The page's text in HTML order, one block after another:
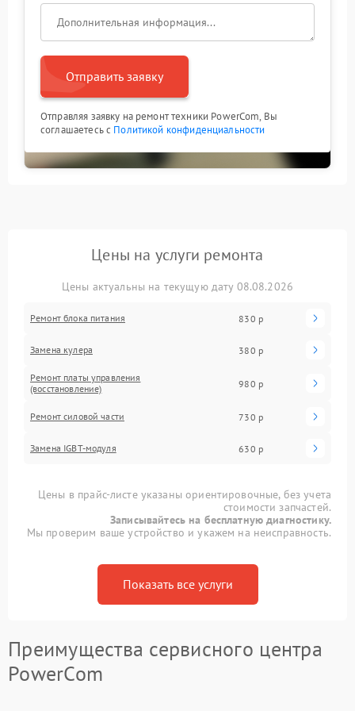
Отправить заявку
Отправляя заявку на ремонт техники PowerCom, Вы
соглашаетесь с Политикой конфиденциальности
Цены на услуги ремонта
Цены актуальны на текущую дату 08.08.2026
Ремонт блока питания 830 р
Замена кулера 380 р
Ремонт платы управления
(восстановление)
980 р
Ремонт силовой части 730 р
Замена IGBT-модуля 630 р
Цены в прайс-листе указаны ориентировочные, без учета
стоимости запчастей.
Записывайтесь на бесплатную диагностику.
Мы проверим ваше устройство и укажем на неисправность.
Показать все услуги
Преимущества сервисного центра
PowerCom